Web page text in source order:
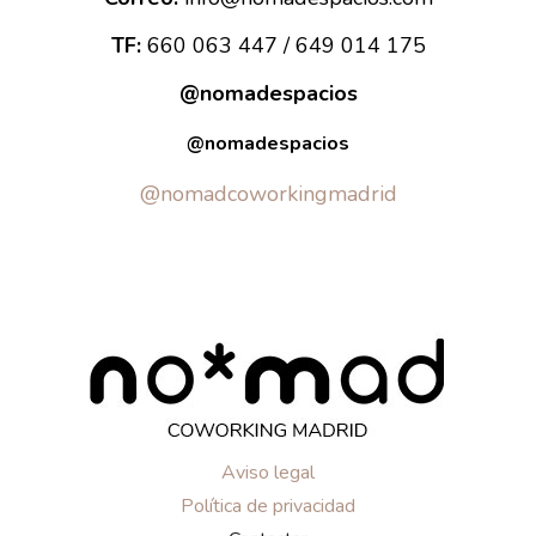
TF:660 063 447 / 649 014 175
@nomadespacios
@nomadespacios
@nomadcoworkingmadrid
Aviso legal
Política de privacidad